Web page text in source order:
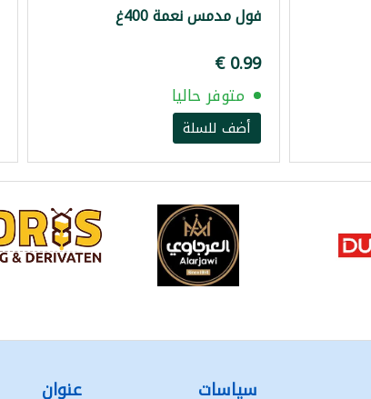
فول مدمس نعمة 400غ
متوفر حاليا
أضف للسلة
سياسات عنوان